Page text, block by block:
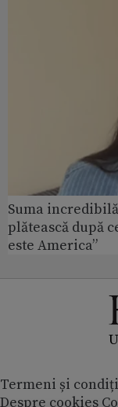
Suma
plătească după
este America”
Termeni și
Despre cookies